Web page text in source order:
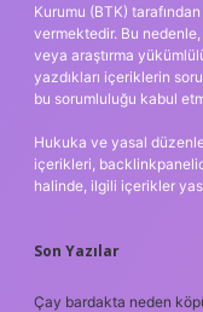
Kurumu (BTK)
vermektedir. Bu
veya araştırma
yazdıkları içeriklerin
bu sorumluluğu kabul
Hukuka ve yasal
içerikleri,
halinde, ilgili içerikler
Son Yazılar
Çay bardakta neden